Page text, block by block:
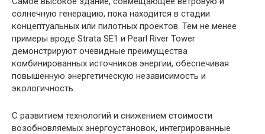
солнечную генерацию, пока находится в стадии
концептуальных или пилотных проектов. Тем не менее
примеры вроде Strata SE1 и Pearl River Tower
демонстрируют очевидные преимущества
комбинированных источников энергии, обеспечивая
повышенную энергетическую независимость и
экологичность.
С развитием технологий и снижением стоимости
возобновляемых энергоустановок, интегрированные